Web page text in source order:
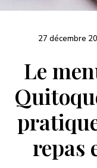
27 décembre
Le
repas